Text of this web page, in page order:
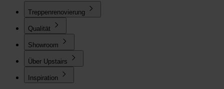
Treppenrenovierung
Qualität
Showroom
Über Upstairs
Inspiration